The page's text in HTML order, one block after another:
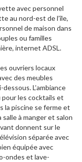
avec personnel
au nord-est de l’île,
de maison dans
ou familles
internet ADSL.
ouvriers locaux
des meubles
L’ambiance
les cocktails et
la piscine se ferme et
à manger et salon
donnent sur le
séparée avec
équipée avec
ondes et lave-